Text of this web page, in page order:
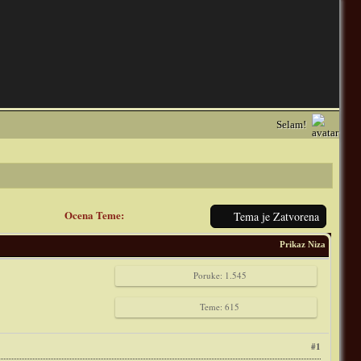
Selam!
Tema je Zatvorena
Ocena Teme:
Prikaz Niza
Poruke: 1.545
Teme: 615
#1